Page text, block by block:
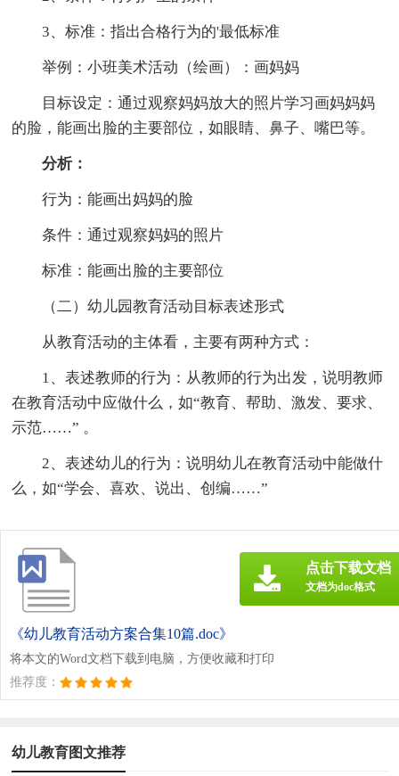
3、标准：指出合格行为的'最低标准
举例：小班美术活动（绘画）：画妈妈
目标设定：通过观察妈妈放大的照片学习画妈妈妈
的脸，能画出脸的主要部位，如眼睛、鼻子、嘴巴等。
分析：
行为：能画出妈妈的脸
条件：通过观察妈妈的照片
标准：能画出脸的主要部位
（二）幼儿园教育活动目标表述形式
从教育活动的主体看，主要有两种方式：
1、表述教师的行为：从教师的行为出发，说明教师
在教育活动中应做什么，如“教育、帮助、激发、要求、
示范……” 。
2、表述幼儿的行为：说明幼儿在教育活动中能做什
么，如“学会、喜欢、说出、创编……”
《幼儿教育活动方案合集10篇.doc》
将本文的Word文档下载到电脑，方便收藏和打印
推荐度：
点击下载文档
文档为doc格式
幼儿教育图文推荐